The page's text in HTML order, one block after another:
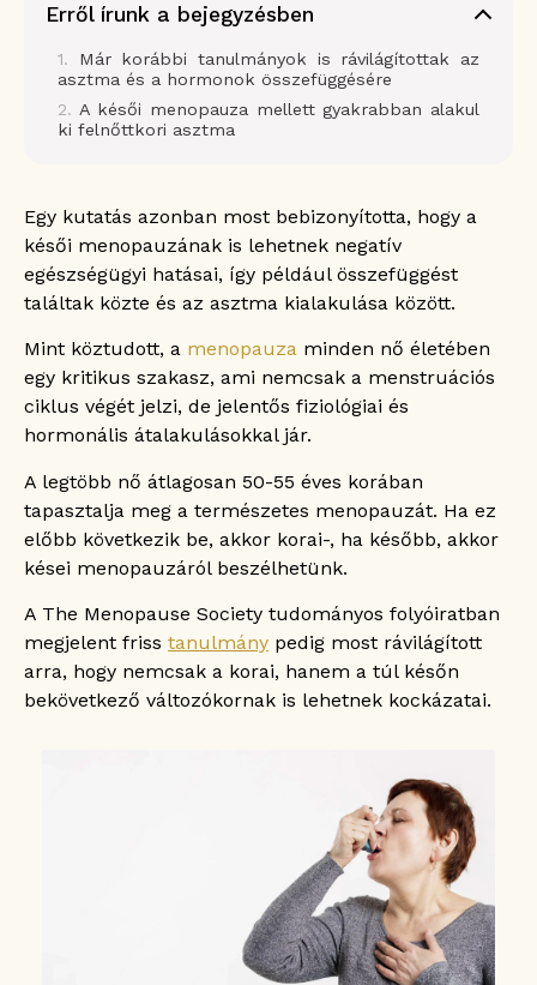
Erről írunk a bejegyzésben
Már korábbi tanulmányok is rávilágítottak az
asztma és a hormonok összefüggésére
A késői menopauza mellett gyakrabban alakul
ki felnőttkori asztma
Egy kutatás azonban most bebizonyította, hogy a
késői menopauzának is lehetnek negatív
egészségügyi hatásai, így például összefüggést
találtak közte és az asztma kialakulása között.
Mint köztudott, a menopauza minden nő életében
egy kritikus szakasz, ami nemcsak a menstruációs
ciklus végét jelzi, de jelentős fiziológiai és
hormonális átalakulásokkal jár.
A legtöbb nő átlagosan 50-55 éves korában
tapasztalja meg a természetes menopauzát. Ha ez
előbb következik be, akkor korai-, ha később, akkor
kései menopauzáról beszélhetünk.
A The Menopause Society tudományos folyóiratban
megjelent friss tanulmány pedig most rávilágított
arra, hogy nemcsak a korai, hanem a túl későn
bekövetkező változókornak is lehetnek kockázatai.